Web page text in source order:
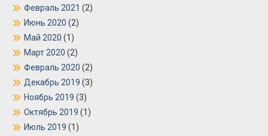
Февраль 2021 (2)
Июнь 2020 (2)
Май 2020 (1)
Март 2020 (2)
Февраль 2020 (2)
Декабрь 2019 (3)
Ноябрь 2019 (3)
Октябрь 2019 (1)
Июль 2019 (1)